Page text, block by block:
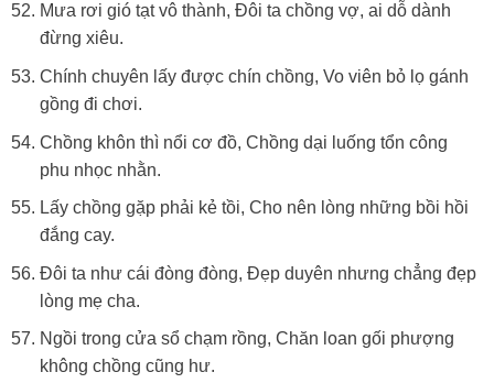
Mưa rơi gió tạt vô thành, Đôi ta chồng vợ, ai dỗ dành
đừng xiêu.
Chính chuyên lấy được chín chồng, Vo viên bỏ lọ gánh
gồng đi chơi.
Chồng khôn thì nổi cơ đồ, Chồng dại luống tổn công
phu nhọc nhằn.
Lấy chồng gặp phải kẻ tồi, Cho nên lòng những bồi hồi
đắng cay.
Đôi ta như cái đòng đòng, Đẹp duyên nhưng chẳng đẹp
lòng mẹ cha.
Ngồi trong cửa sổ chạm rồng, Chăn loan gối phượng
không chồng cũng hư.